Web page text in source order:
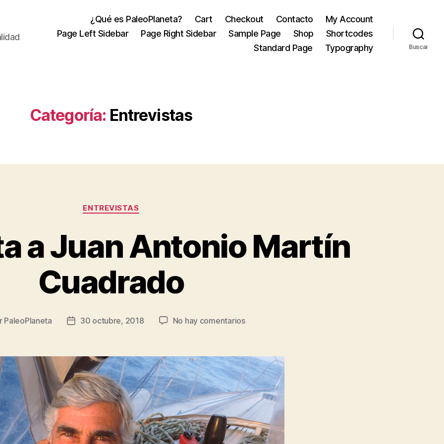
¿Qué es PaleoPlaneta? Cart Checkout Contacto
My Account
Page Left Sidebar
Page Right Sidebar Sample Page Shop
Shortcodes
Standard Page
Typography Buscar
Categoría: Entrevistas
Categorías
ENTREVISTAS
a Juan Antonio Martín
Cuadrado
PaleoPlaneta
Fecha
entrada
30 octubre, 2018 No hay comentariosen
Juan
Antonio
Martín
Cuadrado